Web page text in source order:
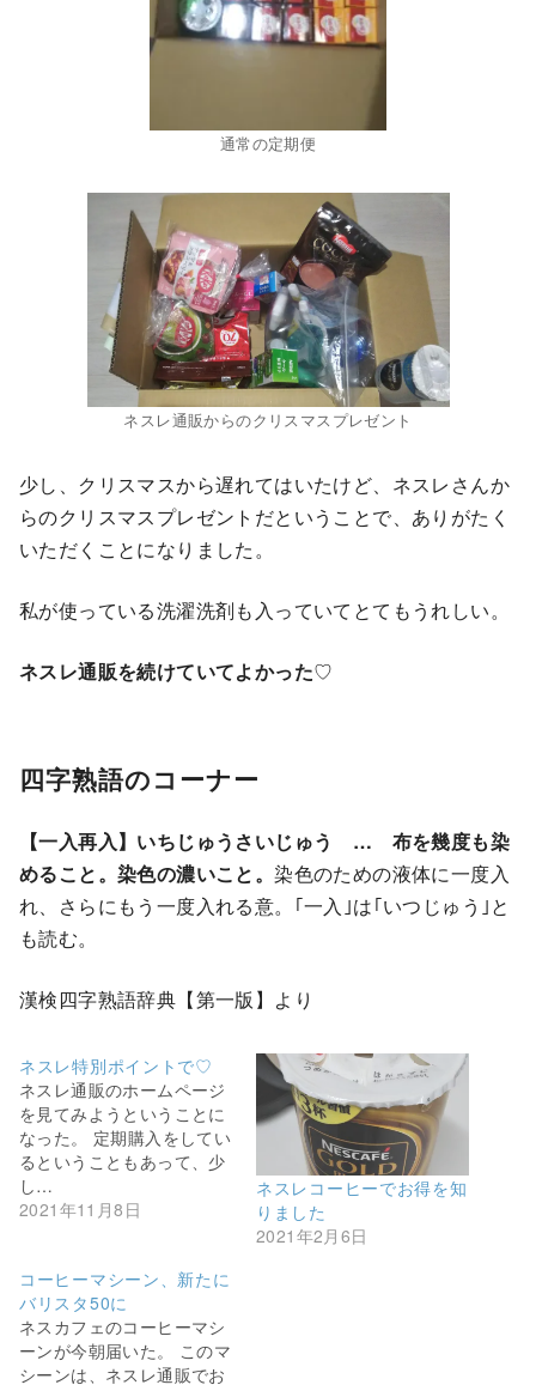
通常の定期便
ネスレ通販からのクリスマスプレゼント
少し、クリスマスから遅れてはいたけど、ネスレさんか
らのクリスマスプレゼントだということで、ありがたく
いただくことになりました。
私が使っている洗濯洗剤も入っていてとてもうれしい。
ネスレ通販を続けていてよかった♡
四字熟語のコーナー
【一入再入】いちじゅうさいじゅう … 布を幾度も染
めること。染色の濃いこと。染色のための液体に一度入
れ、さらにもう一度入れる意。｢一入｣は｢いつじゅう｣と
も読む。
漢検四字熟語辞典【第一版】より
ネスレ特別ポイントで♡
ネスレ通販のホームページ
を見てみようということに
なった。 定期購入をしてい
るということもあって、少
し…
2021年11月8日
ネスレコーヒーでお得を知
りました
2021年2月6日
コーヒーマシーン、新たに
バリスタ50に
ネスカフェのコーヒーマシ
ーンが今朝届いた。 このマ
シーンは、ネスレ通販でお